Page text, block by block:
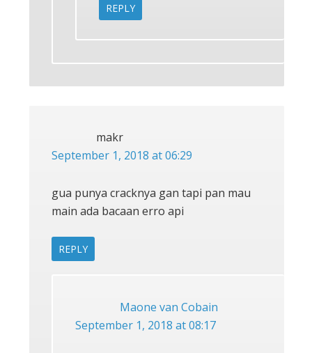
REPLY
makr
September 1, 2018 at 06:29
gua punya cracknya gan tapi pan mau
main ada bacaan erro api
REPLY
Maone van Cobain
September 1, 2018 at 08:17